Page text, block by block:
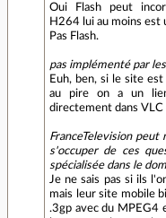
Oui Flash peut
H264 lui au moins est
Pas Flash.
pas implémenté par
Euh, ben, si le site
au pire on a un
directement dans VLC
FranceTelevision
s'occuper de ces
spécialisée dans le
Je ne sais pas si ils
mais leur site mobile
.3gp avec du MPEG4